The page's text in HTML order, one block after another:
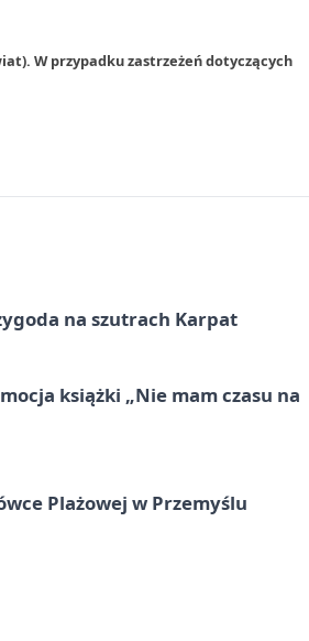
W przypadku zastrzeżeń dotyczących
na szutrach Karpat
książki „Nie mam czasu na
Plażowej w Przemyślu